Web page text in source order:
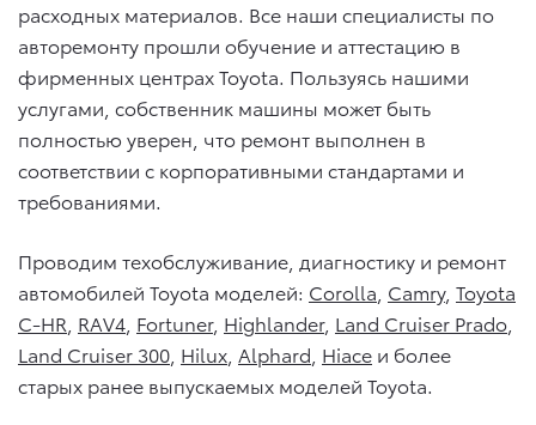
расходных материалов. Все наши специалисты по
авторемонту прошли обучение и аттестацию в
фирменных центрах Toyota. Пользуясь нашими
услугами, собственник машины может быть
полностью уверен, что ремонт выполнен в
соответствии с корпоративными стандартами и
требованиями.
Проводим техобслуживание, диагностику и ремонт
автомобилей Toyota моделей: Corolla Camry, Toyota
C-HR RAV4 Fortuner, Highlander, Land Cruiser Prado
Land Cruiser 300 Hilux Alphard Hiace и более
старых ранее выпускаемых моделей Toyota.